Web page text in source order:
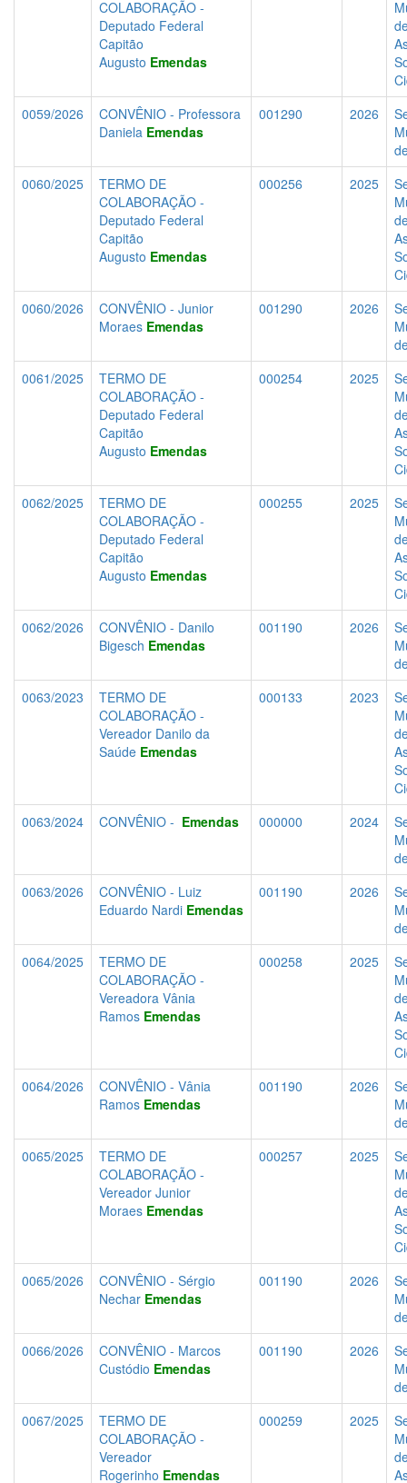
COLABORAÇÃO -
Deputado Federal
Capitão
Augusto Emendas
0059/2026
CONVÊNIO - Professora
Daniela Emendas
001290 2026
0060/2025
TERMO DE
COLABORAÇÃO -
Deputado Federal
Capitão
Augusto Emendas
000256 2025
0060/2026
CONVÊNIO - Junior
Moraes Emendas
001290 2026
0061/2025
TERMO DE
COLABORAÇÃO -
Deputado Federal
Capitão
Augusto Emendas
000254 2025
0062/2025
TERMO DE
COLABORAÇÃO -
Deputado Federal
Capitão
Augusto Emendas
000255 2025
0062/2026
CONVÊNIO - Danilo
Bigesch Emendas
001190 2026
0063/2023
TERMO DE
COLABORAÇÃO -
Vereador Danilo da
Saúde Emendas
000133 2023
0063/2024
CONVÊNIO - Emendas 000000 2024
0063/2026
CONVÊNIO - Luiz
Eduardo Nardi Emendas
001190 2026
0064/2025
TERMO DE
COLABORAÇÃO -
Vereadora Vânia
Ramos Emendas
000258 2025
0064/2026
CONVÊNIO - Vânia
Ramos Emendas
001190 2026
0065/2025
TERMO DE
COLABORAÇÃO -
Vereador Junior
Moraes Emendas
000257 2025
0065/2026
CONVÊNIO - Sérgio
Nechar Emendas
001190 2026
0066/2026
CONVÊNIO - Marcos
Custódio Emendas
001190 2026
0067/2025
TERMO DE
COLABORAÇÃO -
Vereador
Rogerinho Emendas
000259 2025